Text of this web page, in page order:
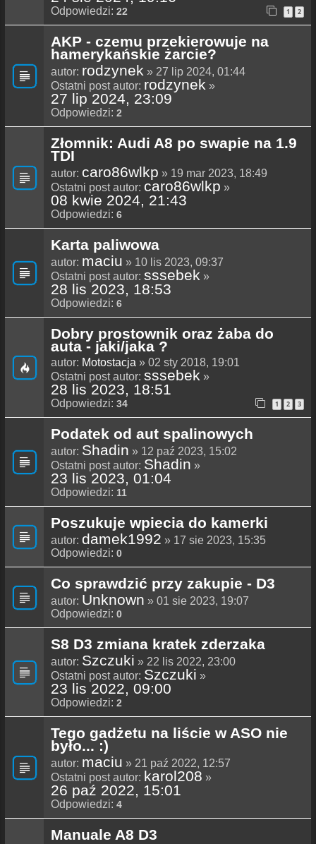
Odpowiedzi: 22 1 2
AKP - czemu przekierowuje na
hamerykańskie żarcie?
autor: rodzynek » 27 lip 2024, 01:44
Ostatni post autor: rodzynek »
27 lip 2024, 23:09
Odpowiedzi: 2
Złomnik: Audi A8 po swapie na 1.9
TDI
autor: caro86wlkp » 19 mar 2023, 18:49
Ostatni post autor: caro86wlkp »
08 kwie 2024, 21:43
Odpowiedzi: 6
Karta paliwowa
autor: maciu » 10 lis 2023, 09:37
Ostatni post autor: sssebek »
28 lis 2023, 18:53
Odpowiedzi: 6
Dobry prostownik oraz żaba do
auta - jaki/jaka ?
autor: Motostacja » 02 sty 2018, 19:01
Ostatni post autor: sssebek »
28 lis 2023, 18:51
Odpowiedzi: 34 1 2 3
Podatek od aut spalinowych
autor: Shadin » 12 paź 2023, 15:02
Ostatni post autor: Shadin »
23 lis 2023, 01:04
Odpowiedzi: 11
Poszukuje wpiecia do kamerki
autor: damek1992 » 17 sie 2023, 15:35
Odpowiedzi: 0
Co sprawdzić przy zakupie - D3
autor: Unknown » 01 sie 2023, 19:07
Odpowiedzi: 0
S8 D3 zmiana kratek zderzaka
autor: Szczuki » 22 lis 2022, 23:00
Ostatni post autor: Szczuki »
23 lis 2022, 09:00
Odpowiedzi: 2
Tego gadżetu na liście w ASO nie
było... :)
autor: maciu » 21 paź 2022, 12:57
Ostatni post autor: karol208 »
26 paź 2022, 15:01
Odpowiedzi: 4
Manuale A8 D3